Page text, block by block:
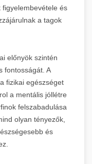
és
a tagok
előnyök szintén
fontosságát. A
fizikai egészséget
a mentális jóllétre
felszabadulása
olyan tényezők,
és